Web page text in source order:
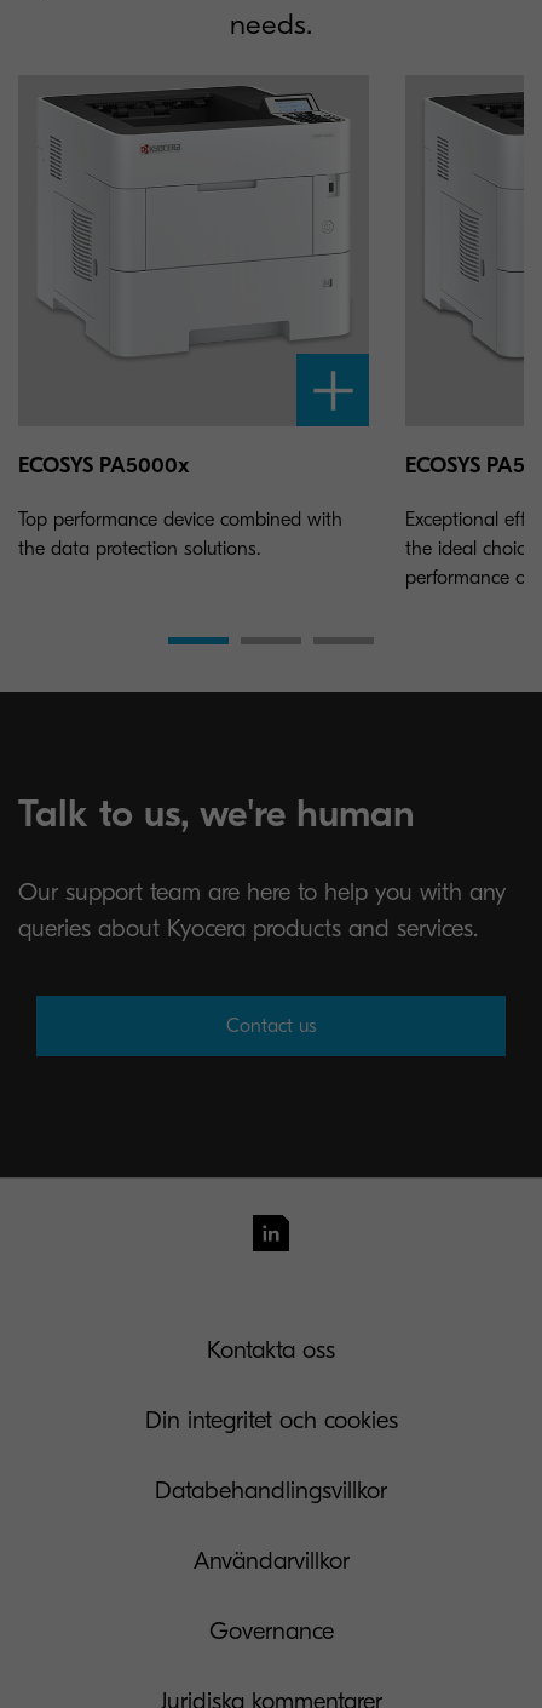
needs.
ECOSYS PA5000x
Top performance device combined with
the data protection solutions.
ECOSYS
Exceptional
the ideal choice
performance of
Talk to us, we're human
Our support team are here to help you with any
queries about Kyocera products and services.
Contact us
Kontakta oss
Din integritet och cookies
Databehandlingsvillkor
Användarvillkor
Governance
Juridiska kommentarer